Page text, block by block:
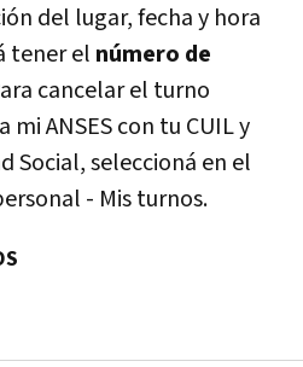
del lugar, fecha y hora
tener el número de
cancelar el turno
ANSES con tu CUIL y
Social, seleccioná en el
- Mis turnos.